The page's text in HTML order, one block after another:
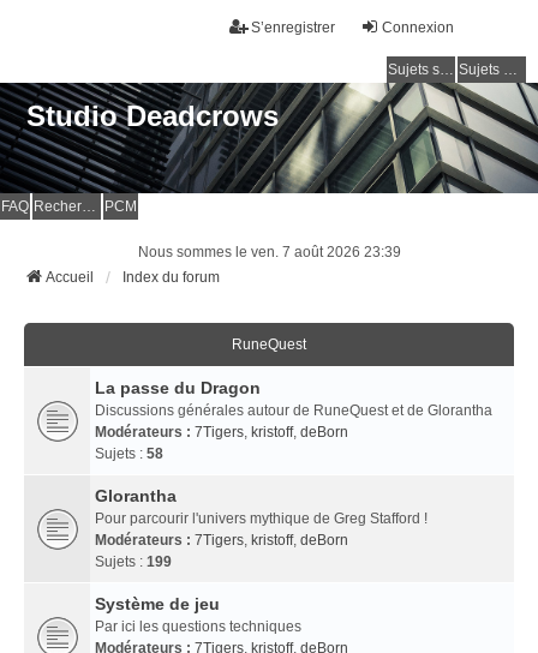
Connexion
S’enregistrer
Sujets sans réponse Sujets actifs
Studio Deadcrows
FAQ Rechercher PCM
Nous sommes le ven. 7 août 2026 23:39
Accueil
Index du forum
RuneQuest
La passe du Dragon
Discussions générales autour de RuneQuest et de Glorantha
Modérateurs : 7Tigers, kristoff, deBorn
Sujets : 58
Glorantha
Pour parcourir l'univers mythique de Greg Stafford !
Modérateurs : 7Tigers, kristoff, deBorn
Sujets : 199
Système de jeu
Par ici les questions techniques
Modérateurs : 7Tigers, kristoff, deBorn